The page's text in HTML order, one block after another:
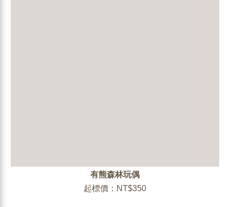
有熊森林玩偶
起標價：NT$350